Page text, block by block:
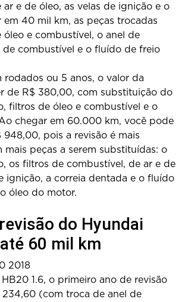
e de óleo, as velas de ignição e o
em 40 mil km, as peças trocadas
óleo e combustível, o anel de
combustível e o fluído de freio
ou 5 anos, o valor da
de R$ 380,00, com substituição do
filtros de óleo e combustível e o
chegar em 60.000 km, você pode
pois a revisão é mais
mais peças a serem substituídas: o
os filtros de combustível, de ar e de
ignição, a correia dentada e o fluído
óleo do motor.
do Hyundai
60 mil km
1.6, o primeiro ano de revisão
(com troca de anel de